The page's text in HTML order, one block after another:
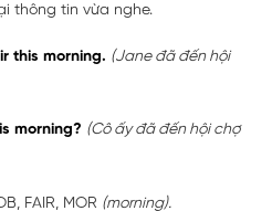
thông tin vừa nghe.
this morning. (Jane đã đến hội
morning? (Cô ấy đã đến hội chợ
FAIR, MOR (morning).